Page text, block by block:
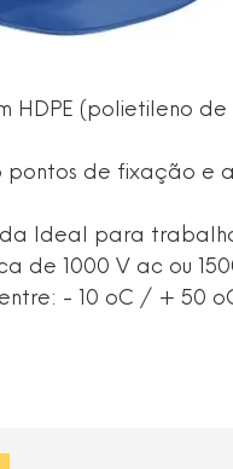
HDPE (polietileno
pontos de fixação e
Ideal para
de 1000 V ac ou
- 10 oC / + 50